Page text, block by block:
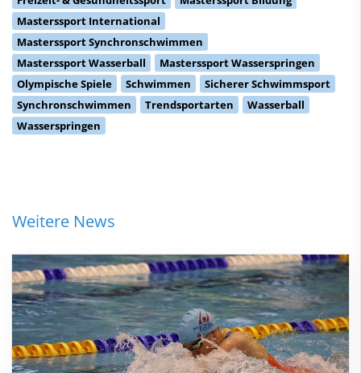
Masterssport International
Masterssport Synchronschwimmen
Masterssport Wasserball
Masterssport Wasserspringen
Olympische Spiele
Schwimmen
Sicherer Schwimmsport
Synchronschwimmen
Trendsportarten
Wasserball
Wasserspringen
Weitere News